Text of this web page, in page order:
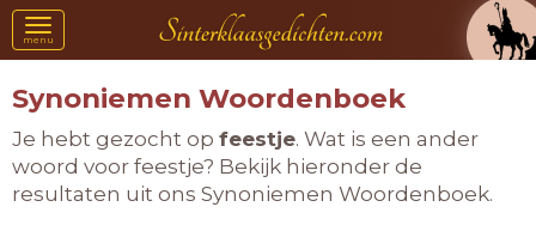
Toggle
navigation
menu
Synoniemen Woordenboek
Je hebt gezocht op feestje. Wat is een ander
woord voor feestje? Bekijk hieronder de
resultaten uit ons Synoniemen Woordenboek.